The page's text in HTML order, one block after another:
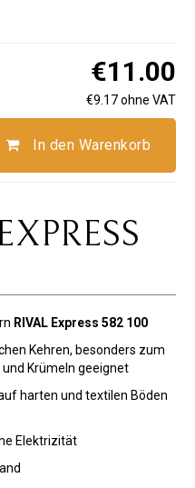
€11.00
€9.17 ohne VAT
In den Warenkorb
RIVAL Express 582 100
Kehren, besonders zum
und Krümeln geeignet
harten und textilen Böden
Elektrizität